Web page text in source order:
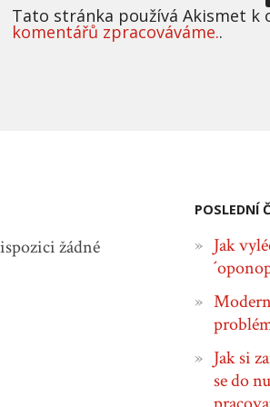
Tato stránka používá Akismet k
komentářů zpracováváme..
žádné
POSLEDNÍ
Jak
Jak si
se do